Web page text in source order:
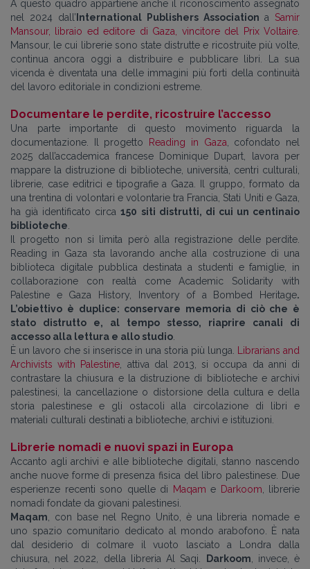
A questo quadro appartiene anche il riconoscimento assegnato
nel 2024 dall’ International Publishers Association a Samir
Mansour, libraio ed editore di Gaza, vincitore del Prix Voltaire
Mansour, le cui librerie sono state distrutte e ricostruite più volte,
continua ancora oggi a distribuire e pubblicare libri. La sua
vicenda è diventata una delle immagini più forti della continuità
del lavoro editoriale in condizioni estreme.
Documentare le perdite, ricostruire l’accesso
Una parte importante di questo movimento riguarda la
documentazione. Il progetto
Reading in Gaza , cofondato nel
2025 dall’accademica francese Dominique Dupart, lavora per
mappare la distruzione di biblioteche, università, centri culturali,
librerie, case editrici e tipografie a Gaza. Il gruppo, formato da
una trentina di volontari e volontarie tra Francia, Stati Uniti e Gaza,
ha già identificato circa150 siti distrutti, di cui un centinaio
biblioteche
Il progetto non si limita però alla registrazione delle perdite.
Reading in Gaza sta lavorando anche alla costruzione di una
biblioteca digitale pubblica destinata a studenti e famiglie, in
collaborazione con realtà come Academic Solidarity with
Palestine e Gaza History, Inventory of a Bombed Heritage.
L’obiettivo è duplice: conservare memoria di ciò che è
stato distrutto e, al tempo stesso, riaprire canali di
accesso alla lettura e allo studio
È un lavoro che si inserisce in una storia più lunga.
Librarians and
Archivists with Palestine , attiva dal 2013, si occupa da anni di
contrastare la chiusura e la distruzione di biblioteche e archivi
palestinesi, la cancellazione o distorsione della cultura e della
storia palestinese e gli ostacoli alla circolazione di libri e
materiali culturali destinati a biblioteche, archivi e istituzioni.
Librerie nomadi e nuovi spazi in Europa
Accanto agli archivi e alle biblioteche digitali, stanno nascendo
anche nuove forme di presenza fisica del libro palestinese. Due
esperienze recenti sono quelle di
Maqam e Darkoom , librerie
nomadi fondate da giovani palestinesi.
Maqam , con base nel Regno Unito, è una libreria nomade e
uno spazio comunitario dedicato al mondo arabofono. È nata
dal desiderio di colmare il vuoto lasciato a Londra dalla
chiusura, nel 2022, della libreria Al Saqi.
Darkoom , invece, è